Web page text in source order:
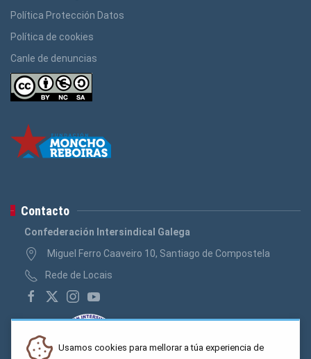
Política Protección Datos
Política de cookies
Canle de denuncias
Contacto
Confederación Intersindical Galega
Miguel Ferro Caaveiro 10, Santiago de Compostela
Rede de Locais
Usamos cookies para mellorar a túa experiencia de